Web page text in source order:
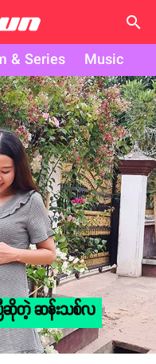
search
& Series
Music
ြီဆိုတဲ့ ဆန်းသစ်လ